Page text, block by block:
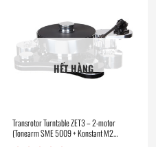
HẾT HÀNG
Transrotor Turntable ZET3 – 2-motor
(Tonearm SME 5009 + Konstant M2